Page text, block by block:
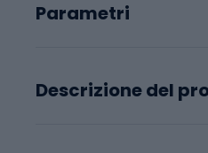
Parametri
Descrizione del